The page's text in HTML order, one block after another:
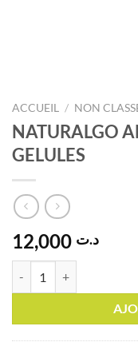
ACCUEIL / NON
NATURALGO
GELULES
د.ت